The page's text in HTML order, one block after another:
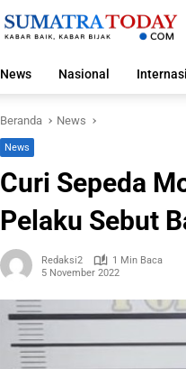
News
Nasional
Beranda News
News
Curi Sepeda
Pelaku Sebut
Redaksi2
1 Min Baca
5 November 2022